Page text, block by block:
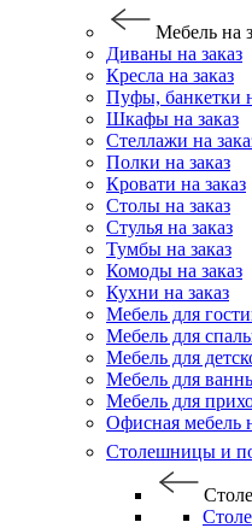
Мебель на
Диваны на заказ
Кресла на заказ
Пуфы, банкетки
Шкафы на заказ
Стеллажи на
Полки на заказ
Кровати на заказ
Столы на заказ
Стулья на заказ
Тумбы на заказ
Комоды на заказ
Кухни на заказ
Мебель для
Мебель для
Мебель для
Мебель для
Мебель для
Офисная мебель
Столешницы и